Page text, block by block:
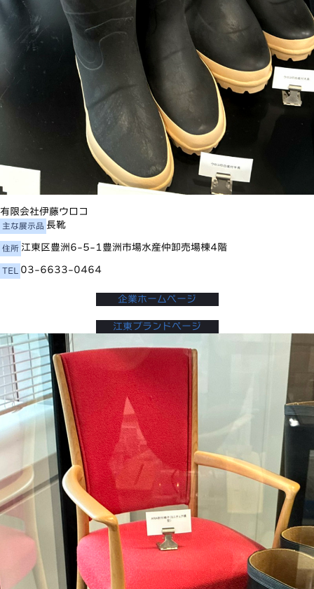
有限会社伊藤ウロコ
主な展示品 長靴
住所 江東区豊洲6-5-1豊洲市場水産仲卸売場棟4階
TEL 03-6633-0464
企業ホームページ
江東ブランドページ